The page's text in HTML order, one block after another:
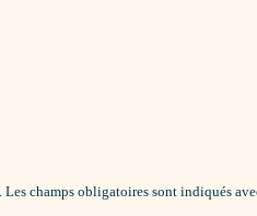
Les champs obligatoires sont indiqués